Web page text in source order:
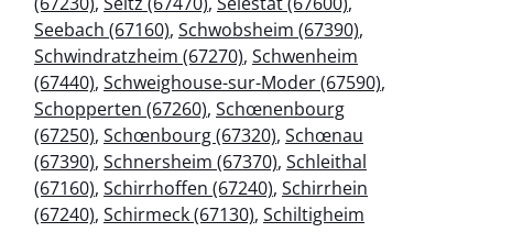
Seebach (67160), Schwobsheim (67390),
Schwindratzheim (67270), Schwenheim
(67440), Schweighouse-sur-Moder (67590),
Schopperten (67260), Schœnenbourg
(67250), Schœnbourg (67320), Schœnau
(67390), Schnersheim (67370), Schleithal
(67160), Schirrhoffen (67240), Schirrhein
(67240), Schirmeck (67130), Schiltigheim